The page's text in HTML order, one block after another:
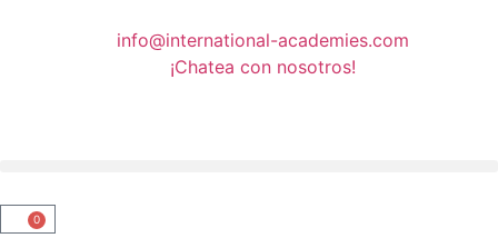
info@international-academies.com
¡Chatea con nosotros!
0